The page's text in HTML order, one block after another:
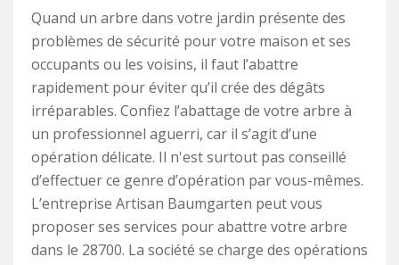
Quand un arbre dans votre jardin présente des
problèmes de sécurité pour votre maison et ses
occupants ou les voisins, il faut l’abattre
rapidement pour éviter qu’il crée des dégâts
irréparables. Confiez l’abattage de votre arbre à
un professionnel aguerri, car il s’agit d’une
opération délicate. Il n'est surtout pas conseillé
d’effectuer ce genre d’opération par vous-mêmes.
L’entreprise Artisan Baumgarten peut vous
proposer ses services pour abattre votre arbre
dans le 28700. La société se charge des opérations